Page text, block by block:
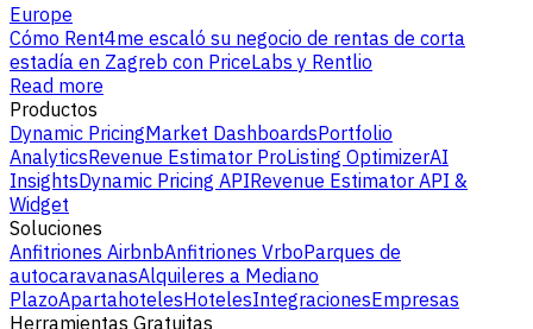
Europe
Cómo Rent4me escaló su negocio de rentas de corta
estadía en Zagreb con PriceLabs y Rentlio
Read more
Productos
Dynamic PricingMarket DashboardsPortfolio
AnalyticsRevenue Estimator ProListing OptimizerAI
InsightsDynamic Pricing APIRevenue Estimator API &
Widget
Soluciones
Anfitriones AirbnbAnfitriones VrboParques de
autocaravanasAlquileres a Mediano
PlazoApartahotelesHotelesIntegracionesEmpresas
Herramientas Gratuitas